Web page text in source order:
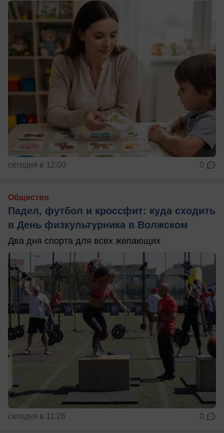
сегодня в 12:00 0
Общество
Падел, футбол и кроссфит: куда сходить
в День физкультурника в Волжском
Два дня спорта для всех желающих
сегодня в 11:26 0